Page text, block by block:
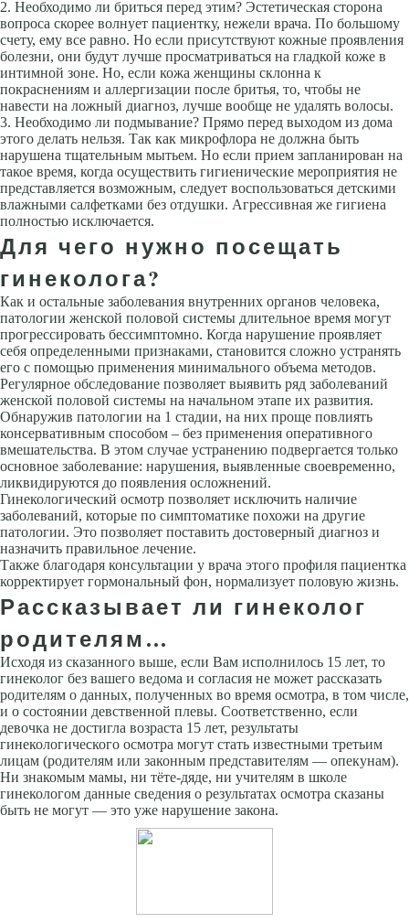
Необходимо ли бриться перед этим? Эстетическая сторона
вопроса скорее волнует пациентку, нежели врача. По большому
счету, ему все равно. Но если присутствуют кожные проявления
болезни, они будут лучше просматриваться на гладкой коже в
интимной зоне. Но, если кожа женщины склонна к
покраснениям и аллергизации после бритья, то, чтобы не
навести на ложный диагноз, лучше вообще не удалять волосы.
Необходимо ли подмывание? Прямо перед выходом из дома
этого делать нельзя. Так как микрофлора не должна быть
нарушена тщательным мытьем. Но если прием запланирован на
такое время, когда осуществить гигиенические мероприятия не
представляется возможным, следует воспользоваться детскими
влажными салфетками без отдушки. Агрессивная же гигиена
полностью исключается.
Для чего нужно посещать
гинеколога?
Как и остальные заболевания внутренних органов человека,
патологии женской половой системы длительное время могут
прогрессировать бессимптомно. Когда нарушение проявляет
себя определенными признаками, становится сложно устранять
его с помощью применения минимального объема методов.
Регулярное обследование позволяет выявить ряд заболеваний
женской половой системы на начальном этапе их развития.
Обнаружив патологии на 1 стадии, на них проще повлиять
консервативным способом – без применения оперативного
вмешательства. В этом случае устранению подвергается только
основное заболевание: нарушения, выявленные своевременно,
ликвидируются до появления осложнений.
Гинекологический осмотр позволяет исключить наличие
заболеваний, которые по симптоматике похожи на другие
патологии. Это позволяет поставить достоверный диагноз и
назначить правильное лечение.
Также благодаря консультации у врача этого профиля пациентка
корректирует гормональный фон, нормализует половую жизнь.
Рассказывает ли гинеколог
родителям…
Исходя из сказанного выше, если Вам исполнилось 15 лет, то
гинеколог без вашего ведома и согласия не может рассказать
родителям о данных, полученных во время осмотра, в том числе,
и о состоянии девственной плевы. Соответственно, если
девочка не достигла возраста 15 лет, результаты
гинекологического осмотра могут стать известными третьим
лицам (родителям или законным представителям — опекунам).
Ни знакомым мамы, ни тёте-дяде, ни учителям в школе
гинекологом данные сведения о результатах осмотра сказаны
быть не могут — это уже нарушение закона.